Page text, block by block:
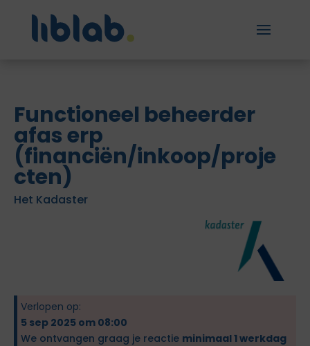
Functioneel beheerder
afas erp
(financiën/inkoop/proje
cten)
Het Kadaster
Verlopen op:
5 sep 2025 om 08:00
We ontvangen graag je reactie minimaal 1 werkdag